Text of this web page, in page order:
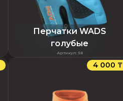
Перчатки WADS
голубые
Артикул: 58
4 000 ₸